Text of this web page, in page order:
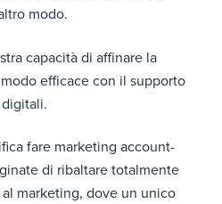
modo.
capacità di affinare la
efficace con il supporto
fare marketing account-
di ribaltare totalmente
marketing, dove un unico